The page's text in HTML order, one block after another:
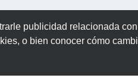
publicidad relacionada
o bien conocer cómo